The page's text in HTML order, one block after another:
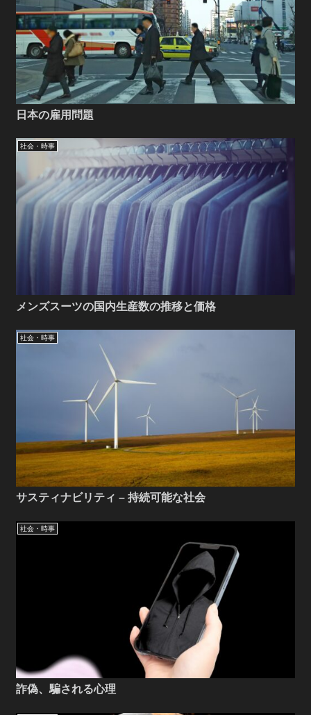
日本の雇用問題
社会・時事
メンズスーツの国内生産数の推移と価格
社会・時事
サスティナビリティ – 持続可能な社会
社会・時事
詐偽、騙される心理